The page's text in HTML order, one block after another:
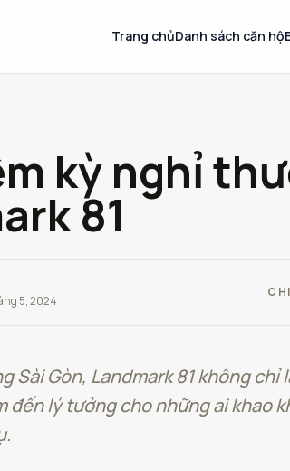
Trang chủDanh sách căn hộ
kỳ nghỉ
81
5, 2024
Sài Gòn, Landmark 81 không
đến lý tưởng cho những ai khao